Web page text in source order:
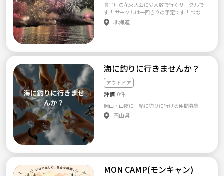
豊平川の花火大会に少人数で行くサークルで
す！ サークルは一回きりの予定です！ つなげ
ーと初心者なので至らぬ点もありますが、楽
しく過ごせるようにと思っています！
北海道
海に釣りに行きませんか？
アウトドア
評価 0件
岡山・山陰に一緒に釣りに行ける仲間募集
岡山県
MON CAMP(モンキャン)